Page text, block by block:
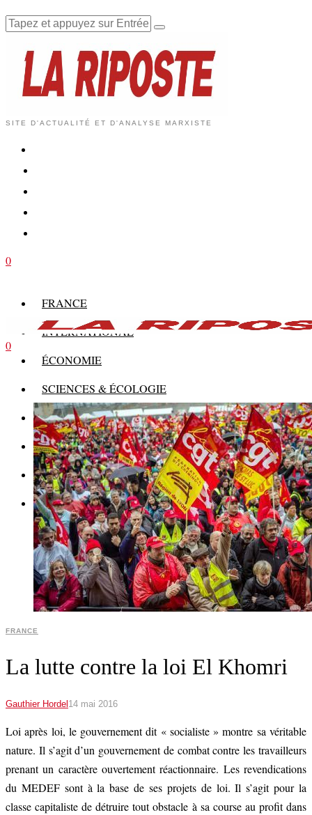
SITE D'ACTUALITÉ ET D'ANALYSE MARXISTE
0
FRANCE
INTERNATIONAL
ÉCONOMIE
SCIENCES & ÉCOLOGIE
HISTOIRE
THÉORIE
CULTURE
MULTIMÉDIAS
0
FRANCE
La lutte contre la loi El Khomri
Gauthier Hordel 14 mai 2016
Loi après loi, le gouvernement dit « socialiste » montre sa véritable
nature. Il s’agit d’un gouvernement de combat contre les travailleurs
prenant un caractère ouvertement réactionnaire. Les revendications
du MEDEF sont à la base de ses projets de loi. Il s’agit pour la
classe capitaliste de détruire tout obstacle à sa course au profit dans